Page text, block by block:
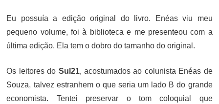
Eu possuía a edição original do livro. Enéas viu meu
pequeno volume, foi à biblioteca e me presenteou com a
última edição. Ela tem o dobro do tamanho do original.
Os leitores do Sul21, acostumados ao colunista Enéas de
Souza, talvez estranhem o que seria um lado B do grande
economista. Tentei preservar o tom coloquial que